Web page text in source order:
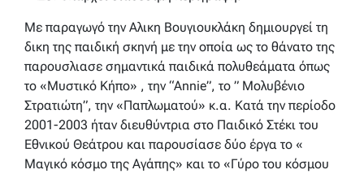
Mε παραγωγό την Αλικη Βουγιουκλάκη δημιουργεί τη
δικη της παιδική σκηνή με την οποία ως το θάνατο της
παρουσλιασε σημαντικά παιδικά πολυθεάματα όπως
το «Μυστικό Κήπο» , την “Annie”, το ” Μολυβένιο
Στρατιώτη”, την «Παπλωματού» κ.α. Κατά την περίοδο
2001-2003 ήταν διευθύντρια στο Παιδικό Στέκι του
Εθνικού Θεάτρου και παρουσίασε δύο έργα το «
Μαγικό κόσμο της Αγάπης» και το «Γύρο του κόσμου